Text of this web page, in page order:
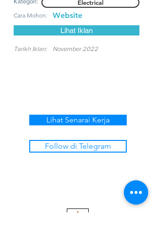
Electrical
Cara Mohon: Website
Lihat Iklan
Tarikh Iklan: November 2022
Lihat Senarai Kerja
Follow di Telegram